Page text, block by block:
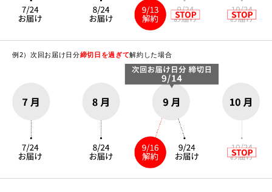
例2）次回お届け日分締切日を過ぎて解約した場合